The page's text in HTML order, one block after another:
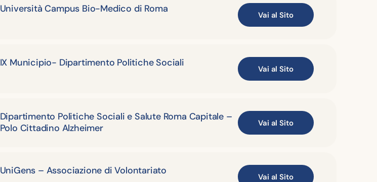
Università Campus Bio-Medico di Roma
Vai al Sito
IX Municipio- Dipartimento Politiche Sociali
Vai al Sito
Dipartimento Politiche Sociali e Salute Roma Capitale –
Polo Cittadino Alzheimer
Vai al Sito
UniGens – Associazione di Volontariato
Vai al Sito